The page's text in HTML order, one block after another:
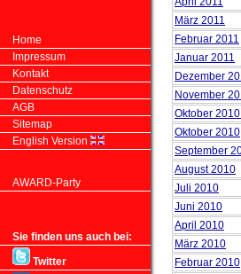
Home
Impressum
Kontakt
Datenschutz
AGB
Sitemap
English Version
AWARD-Party
Sie finden uns auch bei:
Twitter
März 2011
Februar 2011
Januar 2011
Dezember
November
Oktober
Oktober 2010
September
August 2010
Juli 2010
Juni 2010
April 2010
März 2010
Februar 2010